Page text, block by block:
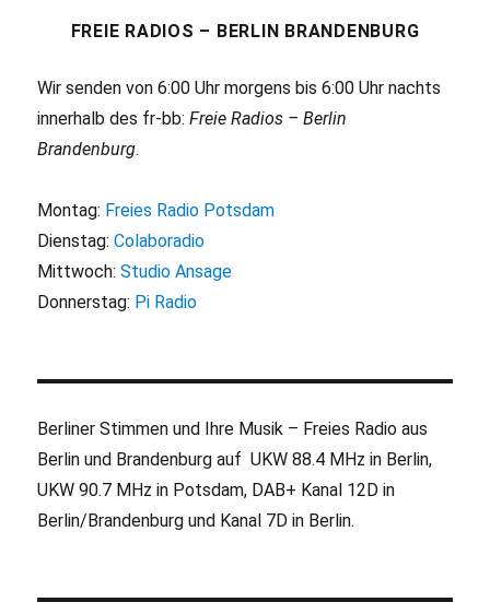
FREIE RADIOS – BERLIN BRANDENBURG
Wir senden von 6:00 Uhr morgens bis 6:00 Uhr nachts
innerhalb des fr-bb:Freie Radios – Berlin
Brandenburg.
Montag: Freies Radio Potsdam
Dienstag:Colaboradio
Mittwoch:Studio Ansage
Donnerstag: Pi Radio
Berliner Stimmen und Ihre Musik – Freies Radio aus
Berlin und Brandenburg auf UKW 88.4 MHz in Berlin,
UKW 90.7 MHz in Potsdam, DAB+ Kanal 12D in
Berlin/Brandenburg und Kanal 7D in Berlin.